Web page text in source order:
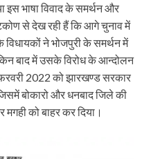
इस भाषा विवाद के समर्थन और
से देख रही हैं कि आगे चुनाव में
विधायकों ने भोजपुरी के समर्थन में
बाद में उसके विरोध के आन्दोलन
2022 को झारखण्ड सरकार
बोकारो और धनबाद जिले की
को बाहर कर दिया।